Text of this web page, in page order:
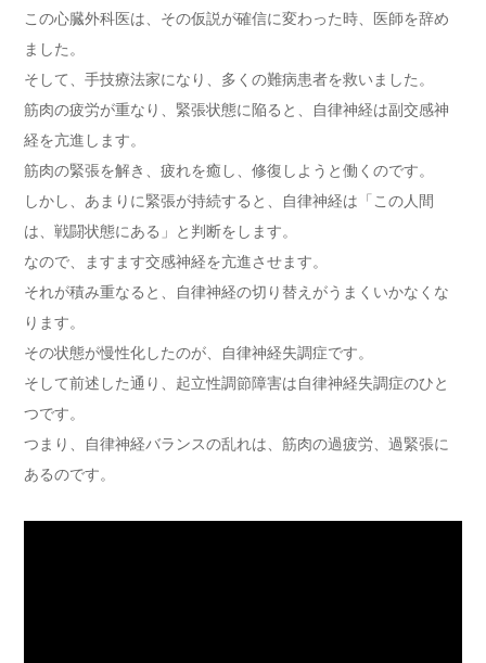
この心臓外科医は、その仮説が確信に変わった時、医師を辞め
ました。
そして、手技療法家になり、多くの難病患者を救いました。
筋肉の疲労が重なり、緊張状態に陥ると、自律神経は副交感神
経を亢進します。
筋肉の緊張を解き、疲れを癒し、修復しようと働くのです。
しかし、あまりに緊張が持続すると、自律神経は「この人間
は、戦闘状態にある」と判断をします。
なので、ますます交感神経を亢進させます。
それが積み重なると、自律神経の切り替えがうまくいかなくな
ります。
その状態が慢性化したのが、自律神経失調症です。
そして前述した通り、起立性調節障害は自律神経失調症のひと
つです。
つまり、自律神経バランスの乱れは、筋肉の過疲労、過緊張に
あるのです。